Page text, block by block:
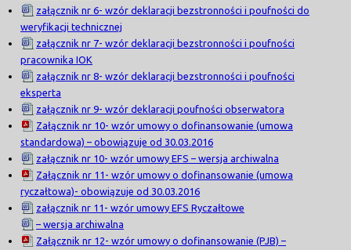
załącznik nr 6- wzór deklaracji bezstronności i poufności do
weryfikacji technicznej
załącznik nr 7- wzór deklaracji bezstronności i poufności
pracownika IOK
załącznik nr 8- wzór deklaracji bezstronności i poufności
eksperta
załącznik nr 9- wzór deklaracji poufności obserwatora
Załącznik nr 10- wzór umowy o dofinansowanie (umowa
standardowa) – obowiązuje od 30.03.2016
załącznik nr 10- wzór umowy EFS – wersja archiwalna
Załącznik nr 11- wzór umowy o dofinansowanie (umowa
ryczałtowa)- obowiązuje od 30.03.2016
załącznik nr 11- wzór umowy EFS Ryczałtowe
– wersja archiwalna
Załącznik nr 12- wzór umowy o dofinansowanie (PJB) –